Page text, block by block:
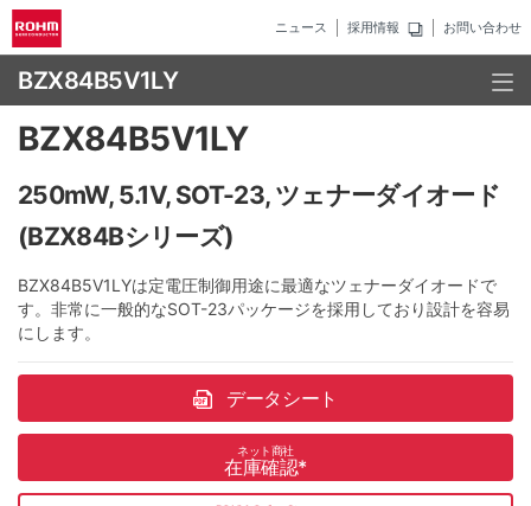
ニュース 採用情報 お問い合わせ
BZX84B5V1LY
BZX84B5V1LY
250mW, 5.1V, SOT-23, ツェナーダイオード
(BZX84Bシリーズ)
BZX84B5V1LYは定電圧制御用途に最適なツェナーダイオードで
す。非常に一般的なSOT-23パッケージを採用しており設計を容易
にします。
データシート
ネット商社
在庫確認*